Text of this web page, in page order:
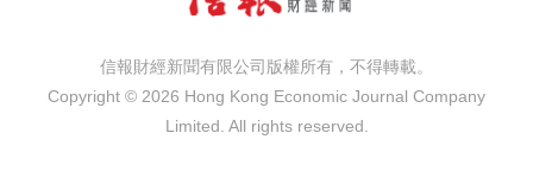
信報財經新聞有限公司版權所有，不得轉載。
Copyright © 2026 Hong Kong Economic Journal Company
Limited. All rights reserved.